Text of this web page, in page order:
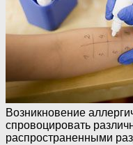
Возникновение
спровоцировать
распространенными